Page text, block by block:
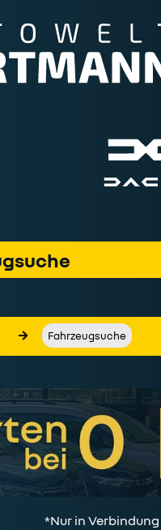
Fahrzeugsuche
*Nur in